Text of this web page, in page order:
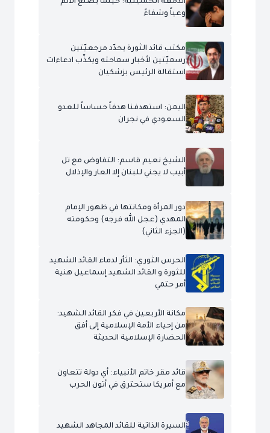
وعياً وشفاءً
مكتب قائد الثورة يحدّد مرجعيّتين
رسميّتين لأخبار سماحته ويكذّب ادعاءات
استقالة الرئيس بزشكيان
اليمن: استهدفنا هدفاً حساساً للعدو
السعودي في نجران
الشيخ نعيم قاسم: التفاوض مع تل
أبيب لا يجني للبنان إلا العار والإذلال
دور المرأة ومكانتها في ظهور الإمام
المهدي (عجل الله فرجه) وحكومته
(الجزء الثاني)
الحرس الثوري: الثأر لدماء القائد الشهيد
للثورة و القائد الشهيد إسماعيل هنية
أمر حتمي
مكانة الأربعين في فكر القائد الشهيد:
من إحياء الأمة الإسلامية إلى أفق
الحضارة الإسلامية الحديثة
قائد مقر خاتم الأنبياء: أي دولة تتعاون
مع أمريكا ستحترق في أتون الحرب
السيرة الذاتية للقائد المجاهد الشهيد